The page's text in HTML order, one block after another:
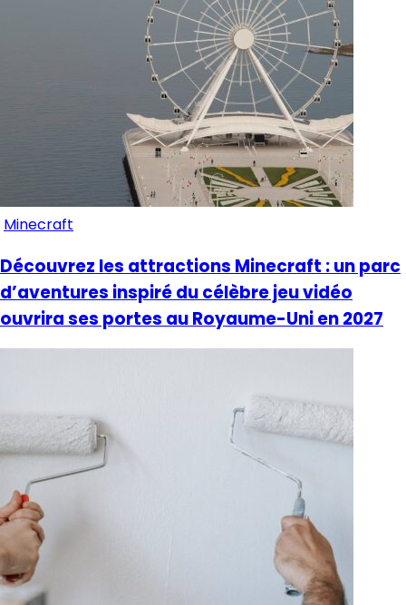
Minecraft
Découvrez les attractions Minecraft : un parc
d’aventures inspiré du célèbre jeu vidéo
ouvrira ses portes au Royaume-Uni en 2027